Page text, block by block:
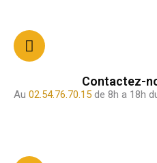
Contactez-
Au 02.54.76.70.15 de 8h a 18h